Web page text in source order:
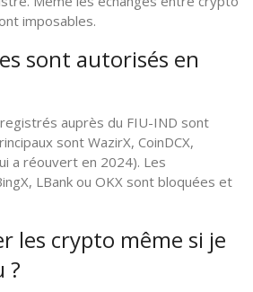
imposables.
sont autorisés en
auprès du FIU-IND sont
sont WazirX, CoinDCX,
a réouvert en 2024). Les
LBank ou OKX sont bloquées et
les crypto même si je
?